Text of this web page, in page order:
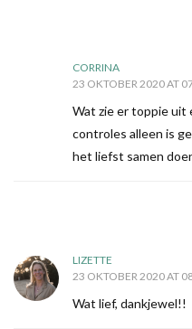
CORRINA
23 OKTOBER 2020 AT
Wat zie er toppie uit
controles alleen is
het liefst samen
LIZETTE
23 OKTOBER 2020 AT
Wat lief, dankjewel!!